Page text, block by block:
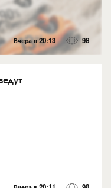
Вчера в 20:13 98